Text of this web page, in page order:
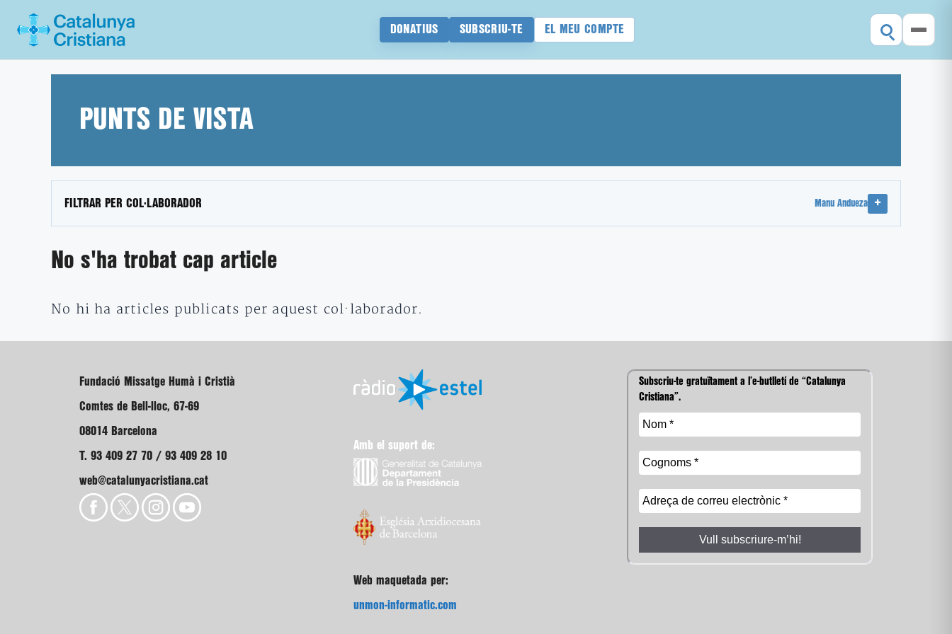
DONATIUS SUBSCRIU-TE EL MEU COMPTE
PUNTS DE VISTA
FILTRAR PER COL·LABORADOR Manu Andueza
No s'ha trobat cap article
No hi ha articles publicats per aquest col·laborador.
Fundació Missatge Humà i Cristià
Comtes de Bell-lloc, 67-69
08014 Barcelona
T. 93 409 27 70 / 93 409 28 10
web@catalunyacristiana.cat
Amb el suport de:
Web maquetada per:
unmon-informatic.com
Subscriu-te gratuïtament a l’e-butlletí de “Catalunya
Cristiana”.